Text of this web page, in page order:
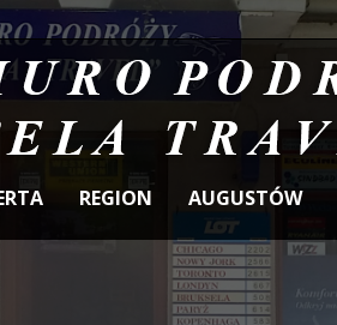
REGION AUGUSTÓW